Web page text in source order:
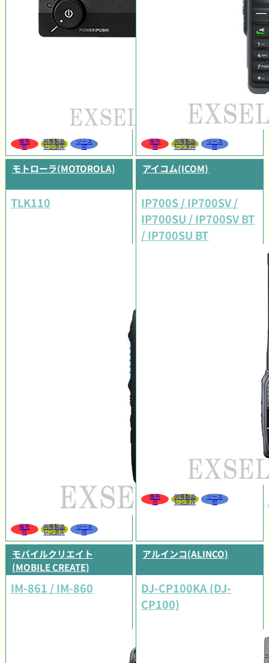
販売
可
同等製品
レンタル
リース
可
販売
可
同等製品
レンタル
リース
可
モトローラ(MOTOROLA)
TLK110
販売
可
同等製品
レンタル
リース
可
アイコム(ICOM)
IP700S / IP700SV /
IP700SU / IP700SV BT
/ IP700SU BT
販売
可
同等製品
レンタル
リース
可
モバイルクリエイト
(MOBILE CREATE)
IM-861 / IM-860
アルインコ(ALINCO)
DJ-CP100KA (DJ-
CP100)